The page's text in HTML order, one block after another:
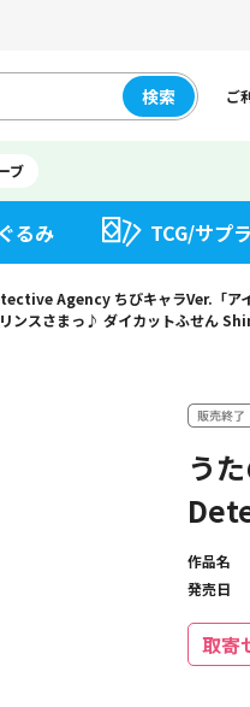
検索 ご
ブ
るみ TCG/サプ
Agency ちびキャラVer.「アイ
ンスさまっ♪ ダイカットふせん
う
取寄
作品名
発売日